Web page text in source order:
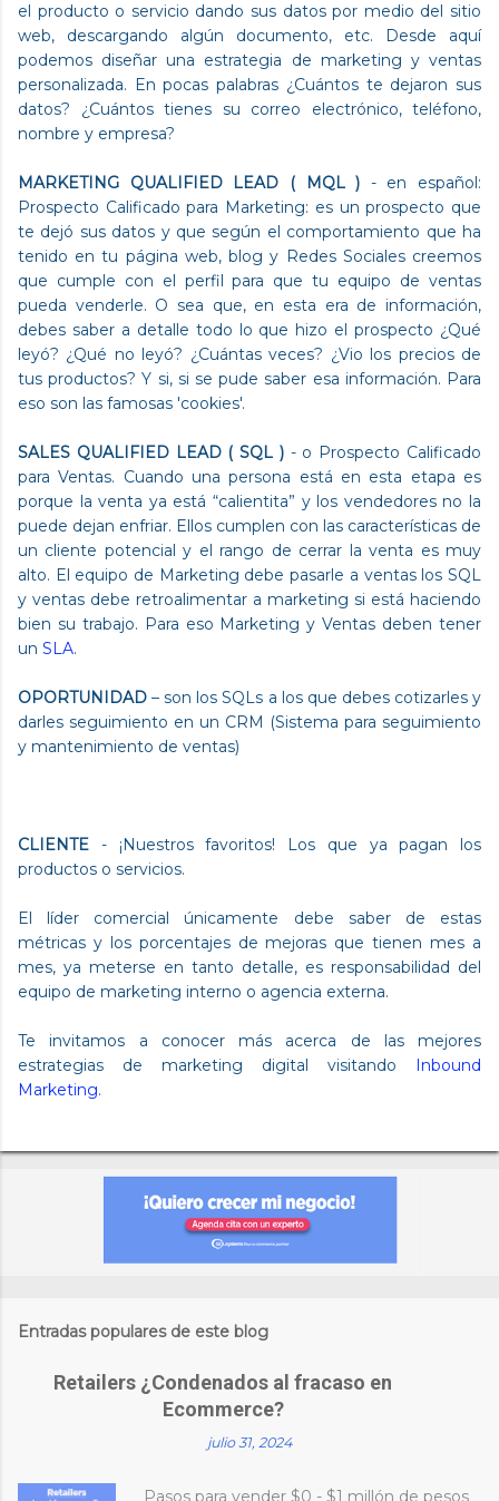
el producto o servicio dando sus datos por medio del sitio
web, descargando algún documento, etc. Desde aquí
podemos diseñar una estrategia de marketing y ventas
personalizada. En pocas palabras ¿Cuántos te dejaron sus
datos? ¿Cuántos tienes su correo electrónico, teléfono,
nombre y empresa?
MARKETING QUALIFIED LEAD ( MQL ) - en español:
Prospecto Calificado para Marketing: es un prospecto que
te dejó sus datos y que según el comportamiento que ha
tenido en tu página web, blog y Redes Sociales creemos
que cumple con el perfil para que tu equipo de ventas
pueda venderle. O sea que, en esta era de información,
debes saber a detalle todo lo que hizo el prospecto ¿Qué
leyó? ¿Qué no leyó? ¿Cuántas veces? ¿Vio los precios de
tus productos? Y si, si se pude saber esa información. Para
eso son las famosas 'cookies'.
SALES QUALIFIED LEAD ( SQL )- o Prospecto Calificado
para Ventas. Cuando una persona está en esta etapa es
porque la venta ya está “calientita” y los vendedores no la
puede dejan enfriar. Ellos cumplen con las características de
un cliente potencial y el rango de cerrar la venta es muy
alto. El equipo de Marketing debe pasarle a ventas los SQL
y ventas debe retroalimentar a marketing si está haciendo
bien su trabajo. Para eso Marketing y Ventas deben tener
un SLA.
OPORTUNIDAD – son los SQLs a los que debes cotizarles y
darles seguimiento en un CRM (Sistema para seguimiento
y mantenimiento de ventas)
CLIENTE - ¡Nuestros favoritos! Los que ya pagan los
productos o servicios.
El líder comercial únicamente debe saber de estas
métricas y los porcentajes de mejoras que tienen mes a
mes, ya meterse en tanto detalle, es responsabilidad del
equipo de marketing interno o agencia externa.
Te invitamos a conocer más acerca de las mejores
estrategias de marketing digital visitando
Inbound
Marketing.
Entradas populares de este blog
Retailers ¿Condenados al fracaso en
Ecommerce?
julio 31, 2024
Pasos para vender $0 - $1 millón de pesos